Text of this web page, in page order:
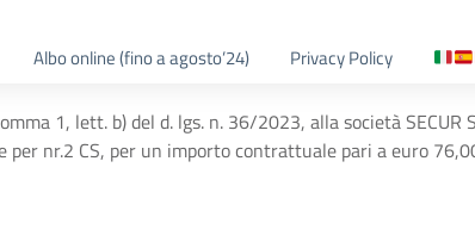
Albo online (fino a agosto’24) Privacy Policy
1, lett. b) del d. lgs. n. 36/2023, alla società SECUR
nr.2 CS, per un importo contrattuale pari a euro